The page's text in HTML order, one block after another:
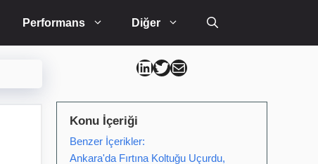
Performans Diğer
Can Kütahya Linkedin
Can Kütahya Twitter
Can Kütahya Mail
Konu İçeriği
Benzer İçerikler:
Ankara'da Fırtına Koltuğu Uçurdu,